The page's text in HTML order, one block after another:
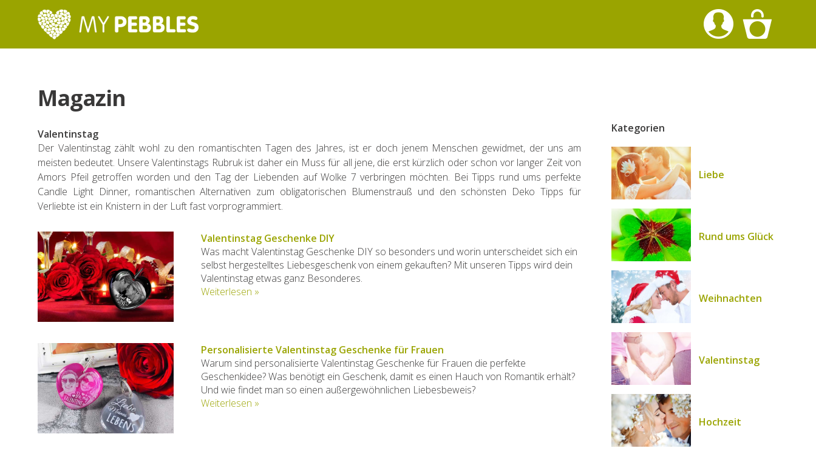
Magazin
Valentinstag
Der Valentinstag zählt wohl zu den romantischten Tagen des Jahres, ist er doch jenem Menschen gewidmet, der uns am
meisten bedeutet. Unsere Valentinstags Rubruk ist daher ein Muss für all jene, die erst kürzlich oder schon vor langer Zeit von
Amors Pfeil getroffen worden und den Tag der Liebenden auf Wolke 7 verbringen möchten. Bei Tipps rund ums perfekte
Candle Light Dinner, romantischen Alternativen zum obligatorischen Blumenstrauß und den schönsten Deko Tipps für
Verliebte ist ein Knistern in der Luft fast vorprogrammiert.
Valentinstag Geschenke DIY
Was macht Valentinstag Geschenke DIY so besonders und worin unterscheidet sich ein
selbst hergestelltes Liebesgeschenk von einem gekauften? Mit unseren Tipps wird dein
Valentinstag etwas ganz Besonderes.
Weiterlesen »
Personalisierte Valentinstag Geschenke für Frauen
Warum sind personalisierte Valentinstag Geschenke für Frauen die perfekte
Geschenkidee? Was benötigt ein Geschenk, damit es einen Hauch von Romantik erhält?
Und wie findet man so einen außergewöhnlichen Liebesbeweis?
Weiterlesen »
Kategorien
Liebe
Rund ums Glück
Weihnachten
Valentinstag
Hochzeit